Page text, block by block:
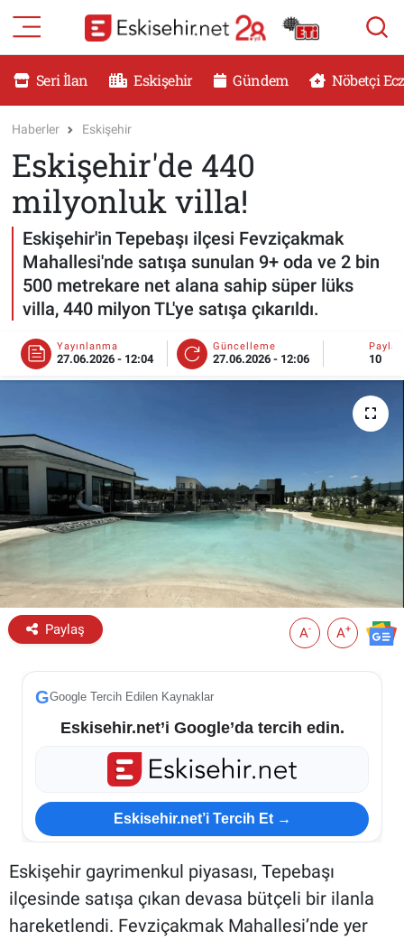
Seri İlan Eskişehir Gündem Nöbetçi
Haberler Eskişehir
Eskişehir'de 440
milyonluk villa!
Eskişehir'in Tepebaşı ilçesi Fevziçakmak
Mahallesi'nde satışa sunulan 9+ oda ve 2 bin
500 metrekare net alana sahip süper lüks
villa, 440 milyon TL'ye satışa çıkarıldı.
Yayınlanma
27.06.2026 - 12:04
Güncelleme
27.06.2026 - 12:06 10
Paylaş A- A+
GGoogle Tercih Edilen Kaynaklar
Eskisehir.net’i Google’da tercih edin.
Eskisehir.net’i Tercih Et →
Eskişehir gayrimenkul piyasası, Tepebaşı
ilçesinde satışa çıkan devasa bütçeli bir ilanla
hareketlendi. Fevziçakmak Mahallesi’nde yer
RESMİ İLANLAR
DÜNYA
SAĞLIK
MAGAZİN
KADIN
TEKNOLOJİ
ESKİŞEHİR NÖBETÇİ ECZANELER
Eskişehir Haber İçerikleri
Eskişehir Hava Durumu
Eskişehir Tramvay Saatleri
Eskişehir Otobüs Saatleri
Eskişehir Nöbetçi Eczaneler
Eskişehir Namaz Vakitleri
Eskişehir Trafik Yoğunluk Haritası
Süper Lig Puan Durumu ve Fikstür
Tüm Manşetler
Son Dakika Haberleri